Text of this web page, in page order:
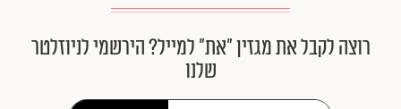
רוצה לקבל את מגזין ״את״ למייל? הירשמי לניוזלטר
שלנו